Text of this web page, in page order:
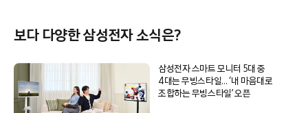
보다 다양한 삼성전자 소식은?
삼성전자 스마트 모니터 5대 중
4대는 무빙스타일… ‘내 마음대로
조합하는 무빙스타일’ 오픈